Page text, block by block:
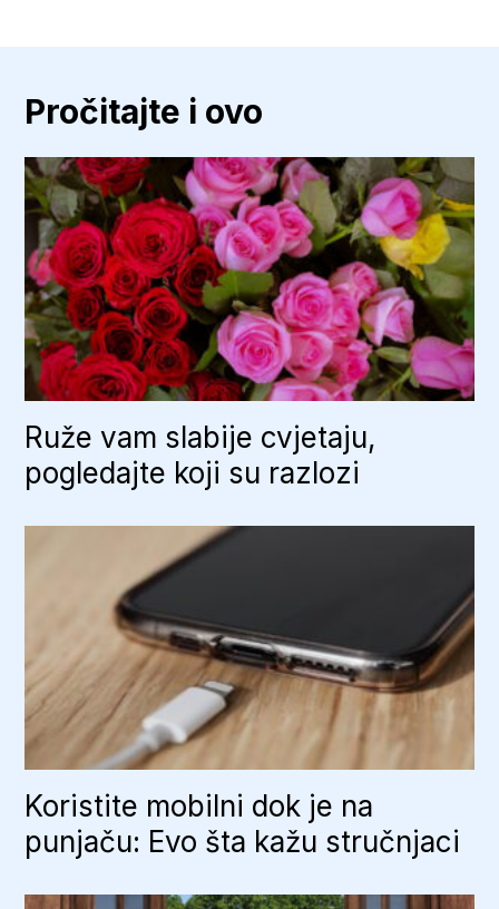
Pročitajte i ovo
Ruže vam slabije cvjetaju,
pogledajte koji su razlozi
Koristite mobilni dok je na
punjaču: Evo šta kažu stručnjaci